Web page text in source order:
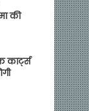
की
कार्ट्स